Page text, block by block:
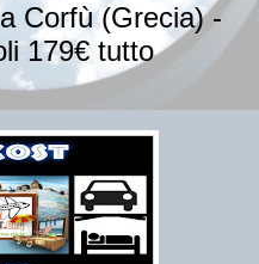
Corfù (Grecia) -
179€ tutto